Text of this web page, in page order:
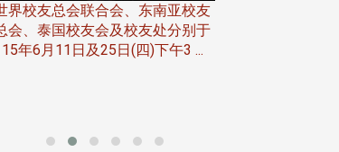
界校友总会联合会、东南亚校友
会、泰国校友会及校友处分别于
年6月11日及25日(四)下午3 ...